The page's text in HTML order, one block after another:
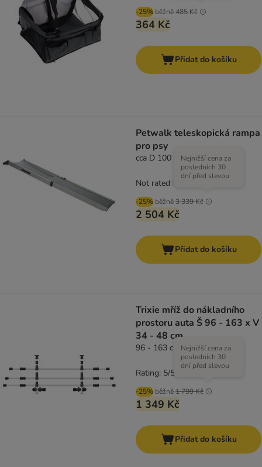
-25% běžně485 Kč
364 Kč
Přidat do košíku
Petwalk teleskopická rampa
pro psy
cca D 100 - 180 x Š 42,5 cm
-25% běžně3 339 Kč
Nejnižší cena za
posledních 30
dní před slevou
2 504 Kč
Not rated
Přidat do košíku
Trixie mříž do nákladního
prostoru auta Š 96 - 163 x V
34 - 48 cm
96 - 163 cm
-25% běžně1 799 Kč
Nejnižší cena za
posledních 30
dní před slevou
1 349 Kč
Rating: 5/5
Přidat do košíku